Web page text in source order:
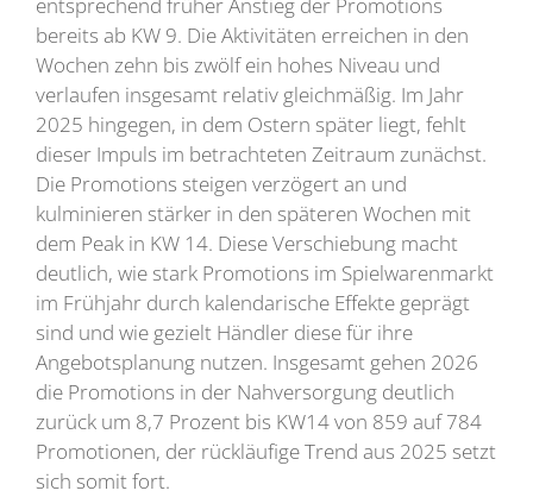
bereits ab KW 9. Die Aktivitäten erreichen in den
Wochen zehn bis zwölf ein hohes Niveau und
verlaufen insgesamt relativ gleichmäßig. Im Jahr
2025 hingegen, in dem Ostern später liegt, fehlt
dieser Impuls im betrachteten Zeitraum zunächst.
Die Promotions steigen verzögert an und
kulminieren stärker in den späteren Wochen mit
dem Peak in KW 14. Diese Verschiebung macht
deutlich, wie stark Promotions im Spielwarenmarkt
im Frühjahr durch kalendarische Effekte geprägt
sind und wie gezielt Händler diese für ihre
Angebotsplanung nutzen. Insgesamt gehen 2026
die Promotions in der Nahversorgung deutlich
zurück um 8,7 Prozent bis KW14 von 859 auf 784
Promotionen, der rückläufige Trend aus 2025 setzt
sich somit fort.